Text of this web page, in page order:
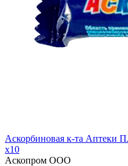
Аскорбиновая к-та Аптеки
x10
Аскопром ООО